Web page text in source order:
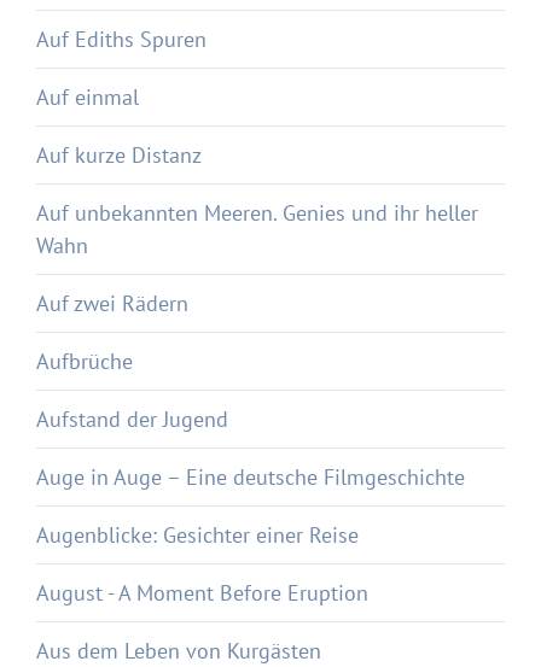
Auf Ediths Spuren
Auf einmal
Auf kurze Distanz
Auf unbekannten Meeren. Genies und ihr heller
Wahn
Auf zwei Rädern
Aufbrüche
Aufstand der Jugend
Auge in Auge – Eine deutsche Filmgeschichte
Augenblicke: Gesichter einer Reise
August - A Moment Before Eruption
Aus dem Leben von Kurgästen